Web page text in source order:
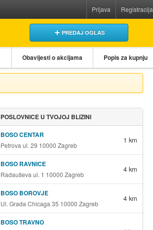
Prijava Registracija
PREDAJ OGLAS
Obavijesti o akcijama Popis za kupnju
POSLOVNICE U TVOJOJ BLIZINI
BOSO CENTAR
Petrova ul. 29 10000 Zagreb
1 km
BOSO RAVNICE
Radauševa ul. 1 10000 Zagreb
4 km
BOSO BOROVJE
Ul. Grada Chicaga 35 10000 Zagreb
4 km
BOSO TRAVNO